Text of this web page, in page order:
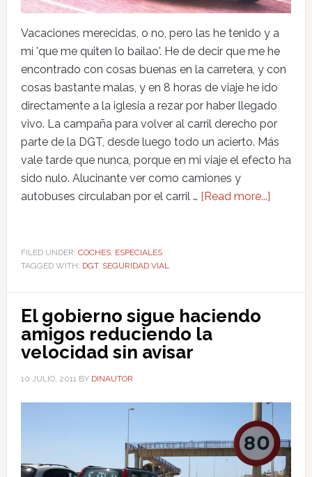
Vacaciones merecidas, o no, pero las he tenido y a
mí 'que me quiten lo bailao'. He de decir que me he
encontrado con cosas buenas en la carretera, y con
cosas bastante malas, y en 8 horas de viaje he ido
directamente a la iglesia a rezar por haber llegado
vivo. La campaña para volver al carril derecho por
parte de la DGT, desde luego todo un acierto. Más
vale tarde que nunca, porque en mi viaje el efecto ha
sido nulo. Alucinante ver como camiones y
autobuses circulaban por el carril … [Read more...]
FILED UNDER: COCHES, ESPECIALES
TAGGED WITH: DGT, SEGURIDAD VIAL
El gobierno sigue haciendo
amigos reduciendo la
velocidad sin avisar
10 JULIO, 2011BY DINAUTOR